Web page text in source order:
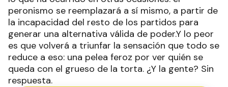
peronismo se reemplazará a sí mismo, a partir de
la incapacidad del resto de los partidos para
generar una alternativa válida de poder.Y lo peor
es que volverá a triunfar la sensación que todo se
reduce a eso: una pelea feroz por ver quién se
queda con el grueso de la torta. ¿Y la gente? Sin
respuesta.